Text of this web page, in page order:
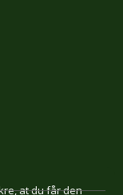
at du får den